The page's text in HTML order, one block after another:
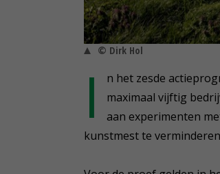
© Dirk Hol
I
n het zesde
maximaal vijftig
aan experimenten
kunstmest te